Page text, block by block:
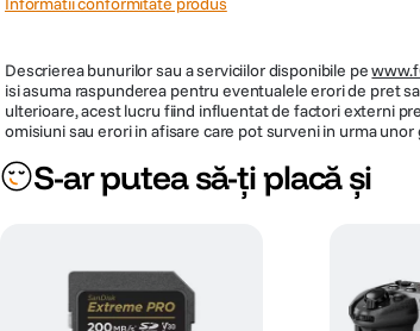
Descrierea bunurilor sau a serviciilor disponibile pe
isi asuma raspunderea pentru eventualele erori de pret
ulterioare, acest lucru fiind influentat de factori externi
omisiuni sau erori in afisare care pot surveni in urma
S-ar putea să-ți placă și